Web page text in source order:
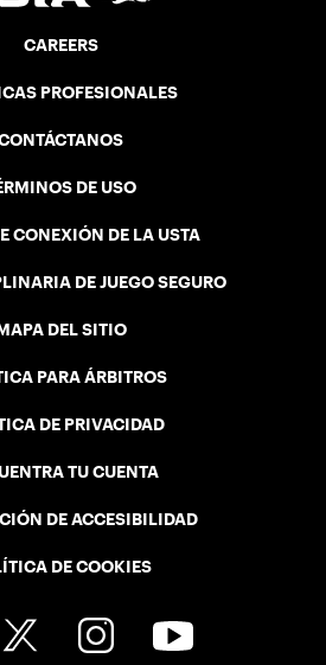
CAREERS
PROFESIONALES
DE USO
CONEXIÓN DE LA USTA
DE JUEGO SEGURO
MAPA DEL SITIO
PARA ÁRBITROS
DE PRIVACIDAD
TU CUENTA
DE ACCESIBILIDAD
DE COOKIES